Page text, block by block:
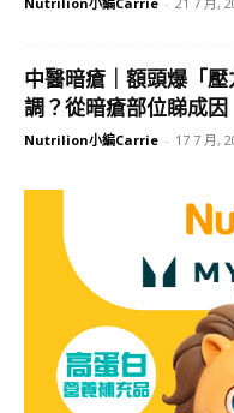
中醫暗瘡｜額頭爆「
調？從暗瘡部位睇成因
Nutrilion小編Carrie - 17 7 月,